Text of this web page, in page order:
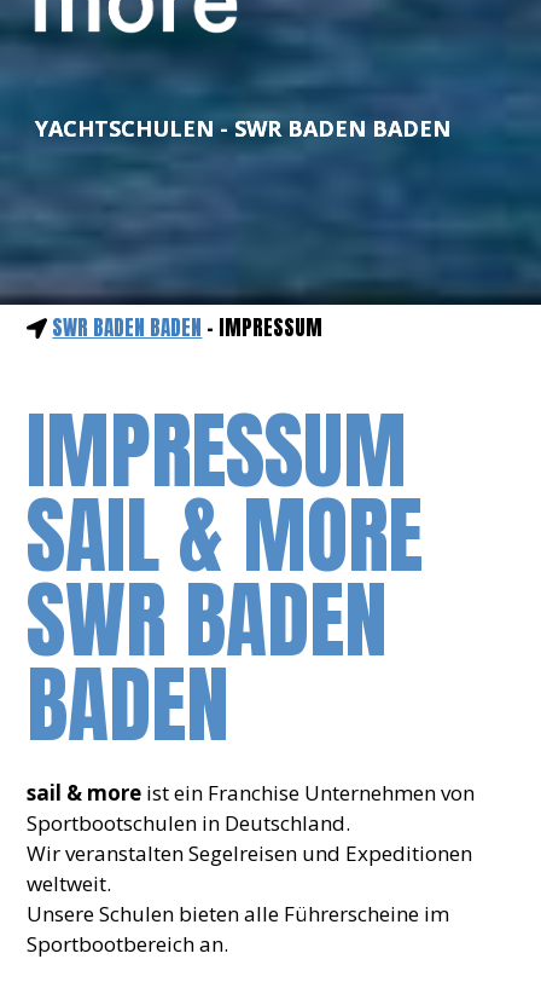
YACHTSCHULEN - SWR BADEN BADEN
SWR BADEN BADEN - IMPRESSUM
IMPRESSUM
SAIL & MORE
SWR BADEN
BADEN
sail & more ist ein Franchise Unternehmen von
Sportbootschulen in Deutschland.
Wir veranstalten Segelreisen und Expeditionen
weltweit.
Unsere Schulen bieten alle Führerscheine im
Sportbootbereich an.